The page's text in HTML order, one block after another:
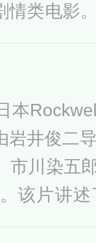
情类电影
边先生服
中心。渡
养家庭的
本
岩井俊二
市川染五
该片讲